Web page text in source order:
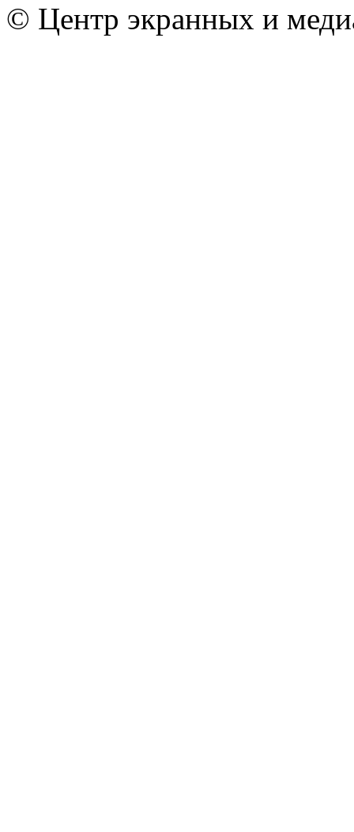
© Центр экранных и